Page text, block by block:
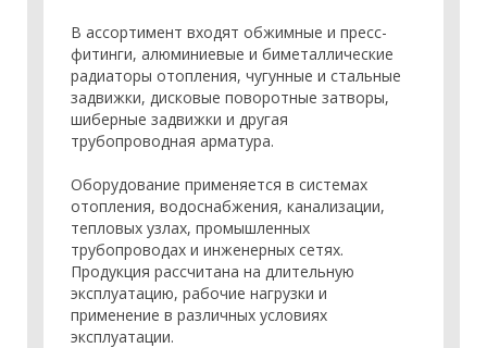
В ассортимент входят обжимные и пресс-
фитинги, алюминиевые и биметаллические
радиаторы отопления, чугунные и стальные
задвижки, дисковые поворотные затворы,
шиберные задвижки и другая
трубопроводная арматура.
Оборудование применяется в системах
отопления, водоснабжения, канализации,
тепловых узлах, промышленных
трубопроводах и инженерных сетях.
Продукция рассчитана на длительную
эксплуатацию, рабочие нагрузки и
применение в различных условиях
эксплуатации.